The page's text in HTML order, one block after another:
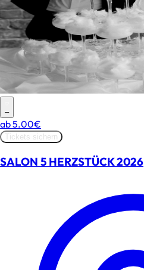
–
ab5.00€
Tickets sichern
SALON 5 HERZSTÜCK 2026